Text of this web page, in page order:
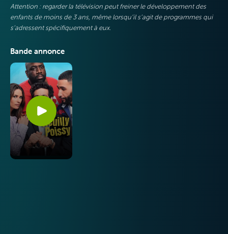
Orange
Attention : regarder la télévision peut freiner le développement des
enfants de moins de 3 ans, même lorsqu’il s’agit de programmes qui
s’adressent spécifiquement à eux.
Bande annonce